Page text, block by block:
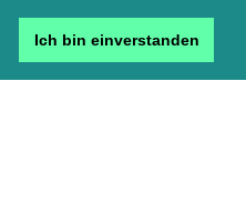
Ich bin einverstanden